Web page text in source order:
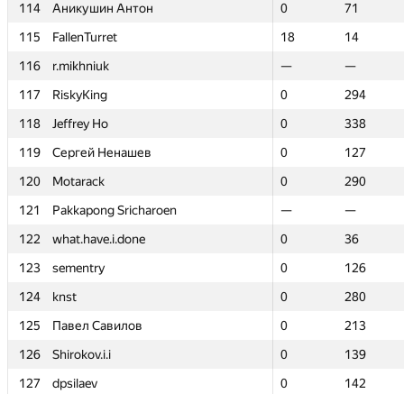
114
Аникушин Антон 0
71
115
FallenTurret 18
14
116
r.mikhniuk —
—
117
RiskyKing 0
294
118
Jeffrey Ho 0
338
119
Сергей Ненашев 0
127
120
Motarack 0
290
121
Pakkapong Sricharoen —
—
122
what.have.i.done 0
36
123
sementry 0
126
124
knst 0
280
125
Павел Савилов 0
213
126
Shirokov.i.i 0
139
127
dpsilaev 0
142
114
Аникушин Антон 0
71
115
FallenTurret 18
14
116
r.mikhniuk —
—
117
RiskyKing 0
294
118
Jeffrey Ho 0
338
119
Сергей Ненашев 0
127
120
Motarack 0
290
121
Pakkapong Sricharoen —
—
122
what.have.i.done 0
36
123
sementry 0
126
124
knst 0
280
125
Павел Савилов 0
213
126
Shirokov.i.i 0
139
127
dpsilaev 0
142